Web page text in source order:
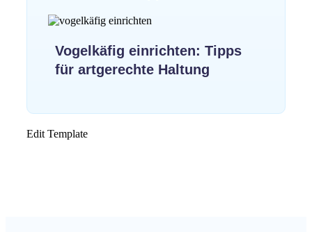
Vogelkäfig einrichten: Tipps
für artgerechte Haltung
Edit Template